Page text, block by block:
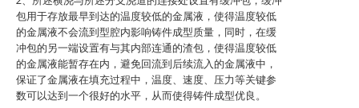
包用于存放最早到达的温度较低的金属液，使得温度较低
的金属液不会流到型腔内影响铸件成型质量，同时，在缓
冲包的另一端设置有与其内部连通的渣包，使得温度较低
的金属液能暂存在内，避免回流到后续流入的金属液中，
保证了金属液在填充过程中，温度、速度、压力等关键参
数可以达到一个很好的水平，从而使得铸件成型优良。